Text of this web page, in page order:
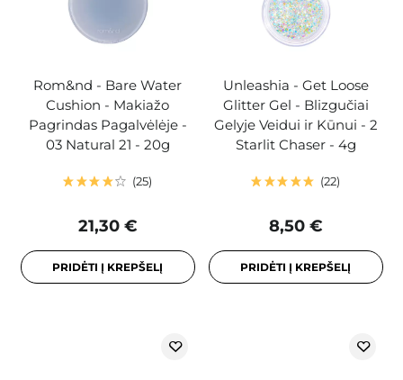
Rom&nd - Bare Water
Cushion - Makiažo
Pagrindas Pagalvėlėje -
03 Natural 21 - 20g
25
21,30 €
PRIDĖTI Į KREPŠELĮ
Unleashia - Get Loose
Glitter Gel - Blizgučiai
Gelyje Veidui ir Kūnui - 2
Starlit Chaser - 4g
22
8,50 €
PRIDĖTI Į KREPŠELĮ